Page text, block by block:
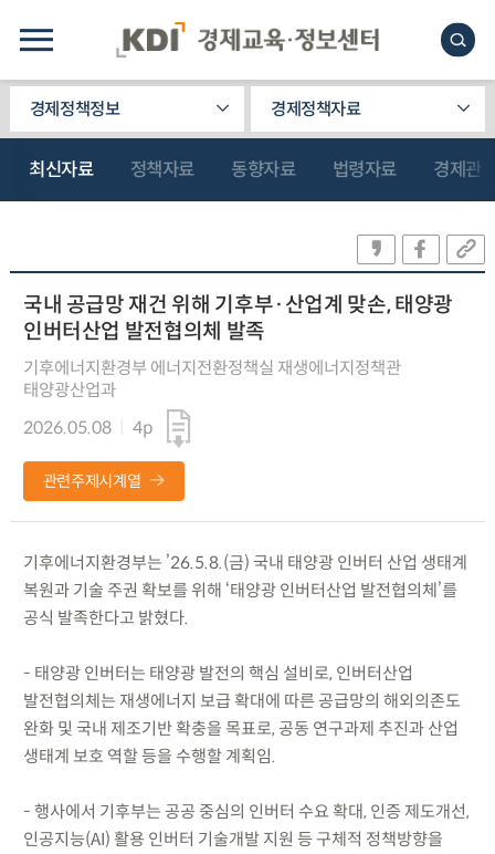
경제정책정보 경제정책자료
최신자료 정책자료 동향자료 법령자료 경제관
국내 공급망 재건 위해 기후부·산업계 맞손, 태양광
인버터산업 발전협의체 발족
기후에너지환경부 에너지전환정책실 재생에너지정책관
태양광산업과
2026.05.08
4p
관련주제시계열
기후에너지환경부는 ’26.5.8.(금) 국내 태양광 인버터 산업 생태계
복원과 기술 주권 확보를 위해 ‘태양광 인버터산업 발전협의체’를
공식 발족한다고 밝혔다.
- 태양광 인버터는 태양광 발전의 핵심 설비로, 인버터산업
발전협의체는 재생에너지 보급 확대에 따른 공급망의 해외의존도
완화 및 국내 제조기반 확충을 목표로, 공동 연구과제 추진과 산업
생태계 보호 역할 등을 수행할 계획임.
- 행사에서 기후부는 공공 중심의 인버터 수요 확대, 인증 제도개선,
인공지능(AI) 활용 인버터 기술개발 지원 등 구체적 정책방향을